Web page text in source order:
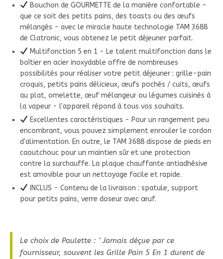
Bouchon de GOURMETTE de la manière confortable -
que ce soit des petits pains, des toasts ou des œufs
mélangés - avec le miracle haute technologie TAM 3688
de Clatronic, vous obtenez le petit déjeuner parfait.
Multifonction 5 en 1 - Le talent multifonction dans le
boîtier en acier inoxydable offre de nombreuses
possibilités pour réaliser votre petit déjeuner : grille-pain
croquis, petits pains délicieux, œufs pochés / cuits, œufs
au plat, omelette, œuf mélangeur ou légumes cuisinés à
la vapeur - l'appareil répond à tous vos souhaits.
Excellentes caractéristiques - Pour un rangement peu
encombrant, vous pouvez simplement enrouler le cordon
d'alimentation. En outre, le TAM 3688 dispose de pieds en
caoutchouc pour un maintien sûr et une protection
contre la surchauffe. La plaque chauffante antiadhésive
est amovible pour un nettoyage facile et rapide.
INCLUS - Contenu de la livraison : spatule, support
pour petits pains, verre doseur avec œuf.
Le choix de Paulette : ‘ Jamais déçue par ce
fournisseur, souvent les Grille Pain 5 En 1 durent de